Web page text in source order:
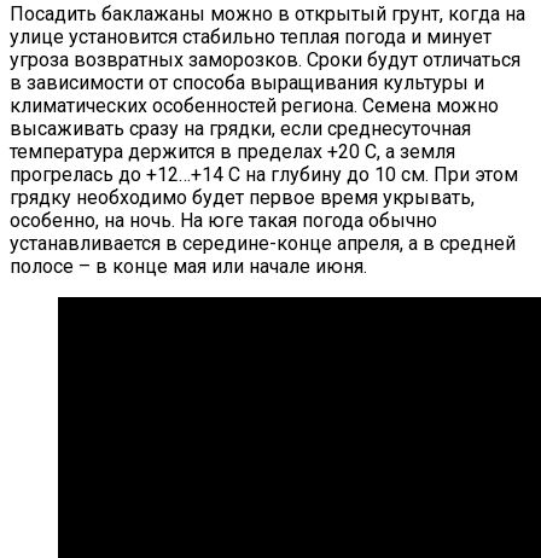
Посадить баклажаны можно в открытый грунт, когда на
улице установится стабильно теплая погода и минует
угроза возвратных заморозков. Сроки будут отличаться
в зависимости от способа выращивания культуры и
климатических особенностей региона. Семена можно
высаживать сразу на грядки, если среднесуточная
температура держится в пределах +20 С, а земля
прогрелась до +12…+14 С на глубину до 10 см. При этом
грядку необходимо будет первое время укрывать,
особенно, на ночь. На юге такая погода обычно
устанавливается в середине-конце апреля, а в средней
полосе – в конце мая или начале июня.